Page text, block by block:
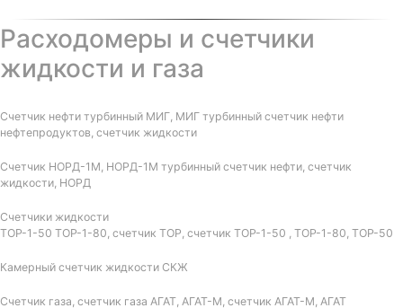
Расходомеры и счетчики
жидкости и газа
Счетчик нефти турбинный МИГ, МИГ турбинный счетчик нефти
нефтепродуктов, счетчик жидкости
Счетчик НОРД-1М, НОРД-1М турбинный счетчик нефти, счетчик
жидкости, НОРД
Счетчики жидкости
ТОР-1-50 ТОР-1-80, счетчик ТОР, счетчик ТОР-1-50 , ТОР-1-80, ТОР-50
Камерный счетчик жидкости СКЖ
Счетчик газа, счетчик газа АГАТ, АГАТ-М, счетчик АГАТ-М, АГАТ